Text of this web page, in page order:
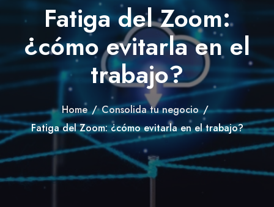
Fatiga del Zoom:
¿cómo evitarla en el
trabajo?
Home / Consolida tu negocio /
Fatiga del Zoom: ¿cómo evitarla en el trabajo?